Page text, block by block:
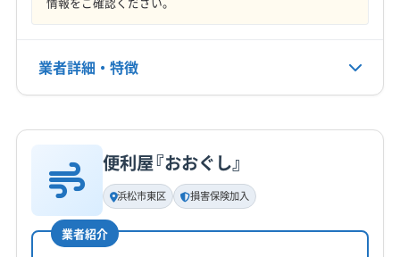
業者詳細・特徴
基本情報
代表者名
平川昭二
所在地
便利屋『おおぐし』
浜松市東区 損害保険加入
業者紹介